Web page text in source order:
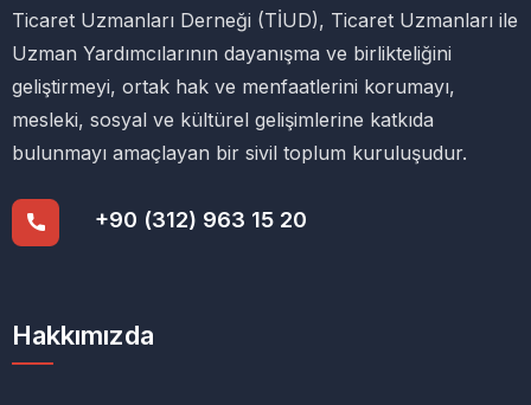
Ticaret Uzmanları Derneği (TİUD), Ticaret Uzmanları ile
Uzman Yardımcılarının dayanışma ve birlikteliğini
geliştirmeyi, ortak hak ve menfaatlerini korumayı,
mesleki, sosyal ve kültürel gelişimlerine katkıda
bulunmayı amaçlayan bir sivil toplum kuruluşudur.
+90 (312) 963 15 20
Hakkımızda